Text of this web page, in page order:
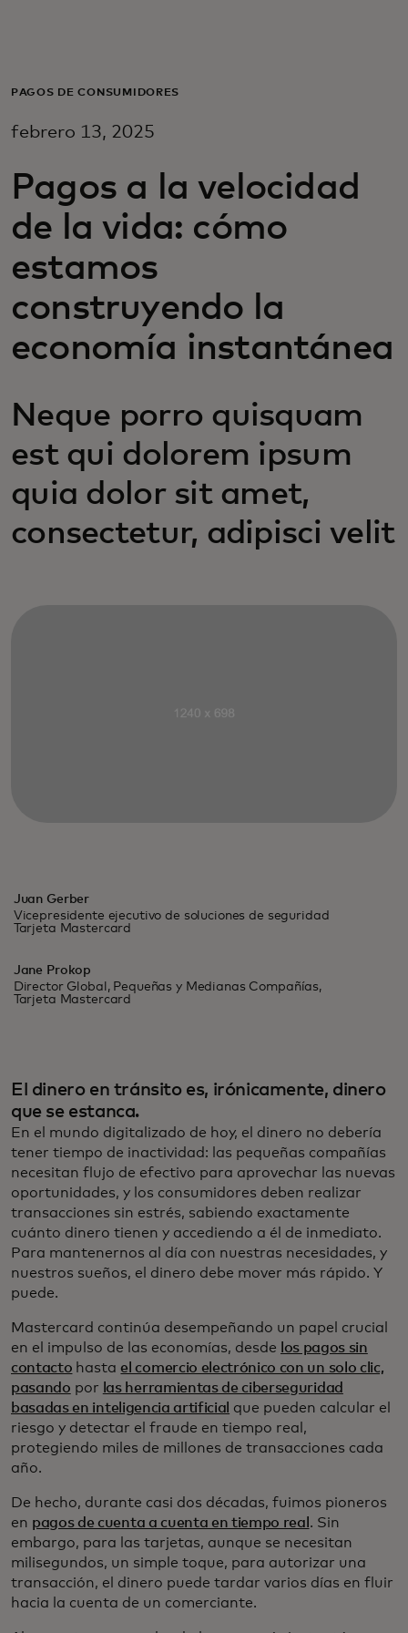
Para empresas
Para innovadores
Noticias y tendencias
PAGOS DE CONSUMIDORES
febrero 13, 2025
Pagos a la velocidad
de la vida: cómo
estamos
construyendo la
economía instantánea
Neque porro quisquam
est qui dolorem ipsum
quia dolor sit amet,
consectetur, adipisci velit
Juan Gerber
Vicepresidente ejecutivo de soluciones de seguridad
Tarjeta Mastercard
Jane Prokop
Director Global, Pequeñas y Medianas Compañías,
Tarjeta Mastercard
El dinero en tránsito es, irónicamente, dinero
que se estanca.
En el mundo digitalizado de hoy, el dinero no debería
tener tiempo de inactividad: las pequeñas compañías
necesitan flujo de efectivo para aprovechar las nuevas
oportunidades, y los consumidores deben realizar
transacciones sin estrés, sabiendo exactamente
cuánto dinero tienen y accediendo a él de inmediato.
Para mantenernos al día con nuestras necesidades, y
nuestros sueños, el dinero debe mover más rápido. Y
puede.
Mastercard continúa desempeñando un papel crucial
en el impulso de las economías, desde
los pagos sin
contacto hasta el comercio electrónico con un solo clic,
pasando por las herramientas de ciberseguridad
basadas en inteligencia artificial que pueden calcular el
riesgo y detectar el fraude en tiempo real,
protegiendo miles de millones de transacciones cada
año.
De hecho, durante casi dos décadas, fuimos pioneros
en pagos de cuenta a cuenta en tiempo real . Sin
embargo, para las tarjetas, aunque se necesitan
milisegundos, un simple toque, para autorizar una
transacción, el dinero puede tardar varios días en fluir
hacia la cuenta de un comerciante.